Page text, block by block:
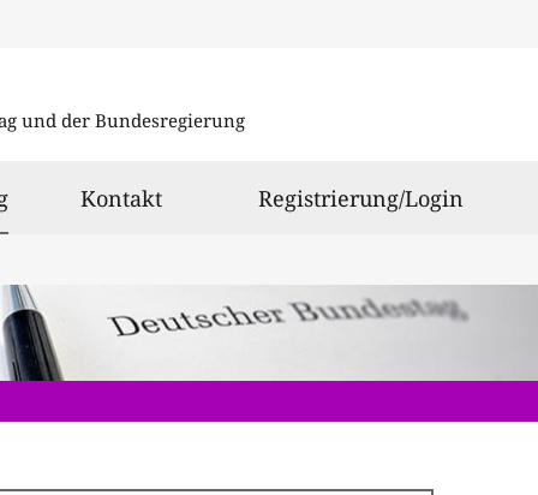
und der Bundesregierung
ausgewählt
Kontakt Registrierung/Login